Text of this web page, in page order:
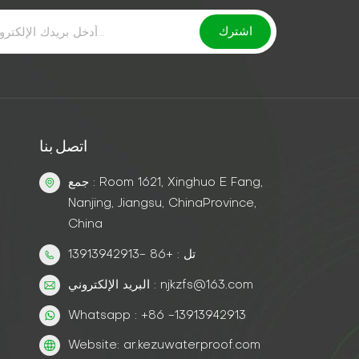
اتصل بنا
جمع : Room 1621, Xinghuo E Fang,
Nanjing, Jiangsu, ChinaProvince,
China
تل : +86 -13913942913
البريد الإلكتروني : njkzfs@163.com
Whatsapp : +86 -13913942913
Website: ar.kezuwaterproof.com